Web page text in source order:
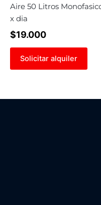
Aire 50 Litros
x dia
$19.000
Solicitar alquiler